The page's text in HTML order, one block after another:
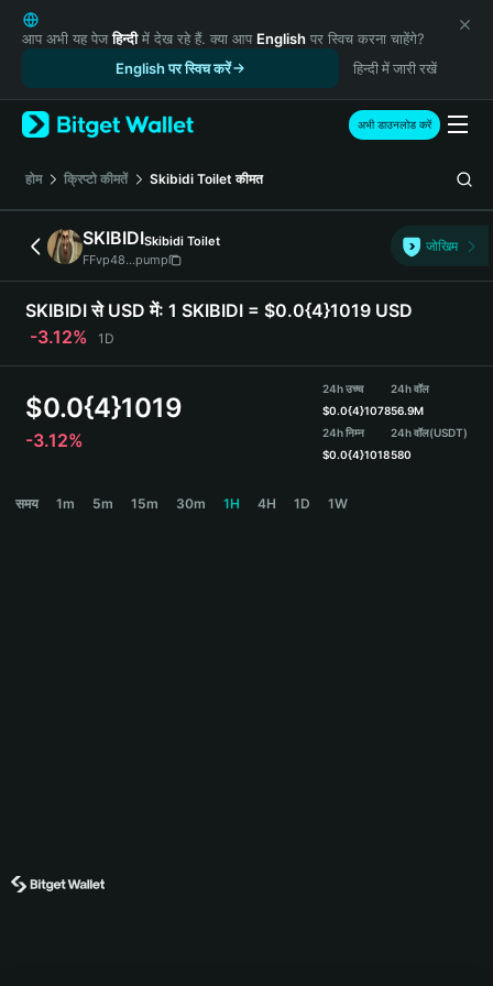
English
日本語
Русский
Español (Latinoamérica)
Türkçe
Italiano
Deutsch
简体中文
繁體中文
Português (Portugal)
Bahasa Indonesia
Español
आप अभी यह पेजहिन्दीमें देख रहे हैं. क्या आप English पर स्विच करना चाहेंगे?
English पर स्विच करें
हिन्दी में जारी रखें
अभी डाउनलोड करें
होम क्रिप्टो कीमतें Skibidi Toilet कीमत
SKIBIDISkibidi Toilet
FFvp48...pump
जोखिम
SKIBIDI से USD में: 1 SKIBIDI = $0.0{4}1019 USD
-3.12%
1D
$0.0{4}1019
-3.12%
24h उच्च
$0.0{4}1078
24h निम्न
$0.0{4}1018
24h वॉल
56.9M
24h वॉल(USDT)
580
समय 1m 5m 15m 30m 1H 4H 1D 1W